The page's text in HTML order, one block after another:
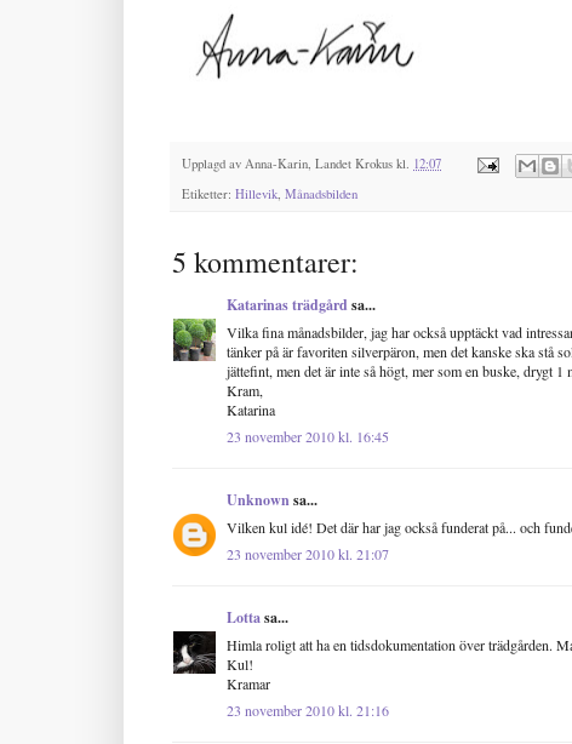
Upplagd av Anna-Karin, Landet Krokus kl. 12:07
Etiketter: Hillevik, Månadsbilden
5 kommentarer:
Katarinas trädgård sa...
Vilka fina månadsbilder, jag har också upptäckt vad
tänker på är favoriten silverpäron, men det kanske ska stå
jättefint, men det är inte så högt, mer som en buske, drygt
Kram,
Katarina
23 november 2010 kl. 16:45
Unknownsa...
Vilken kul idé! Det där har jag också funderat på... och
23 november 2010 kl. 21:07
Lottasa...
Himla roligt att ha en tidsdokumentation över trädgården.
Kul!
Kramar
23 november 2010 kl. 21:16